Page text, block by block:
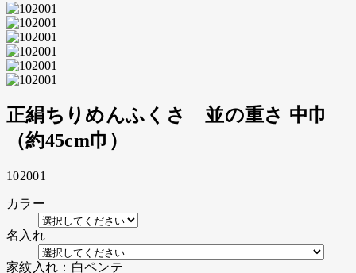
正絹ちりめんふくさ 並の重さ 中巾
（約45cm巾）
102001
カラー
名入れ
家紋入れ：白ペンテ